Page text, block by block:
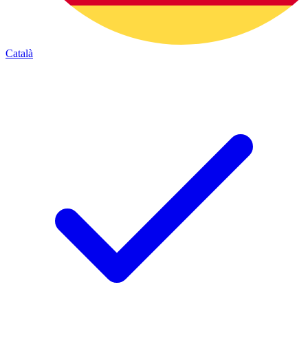
Català